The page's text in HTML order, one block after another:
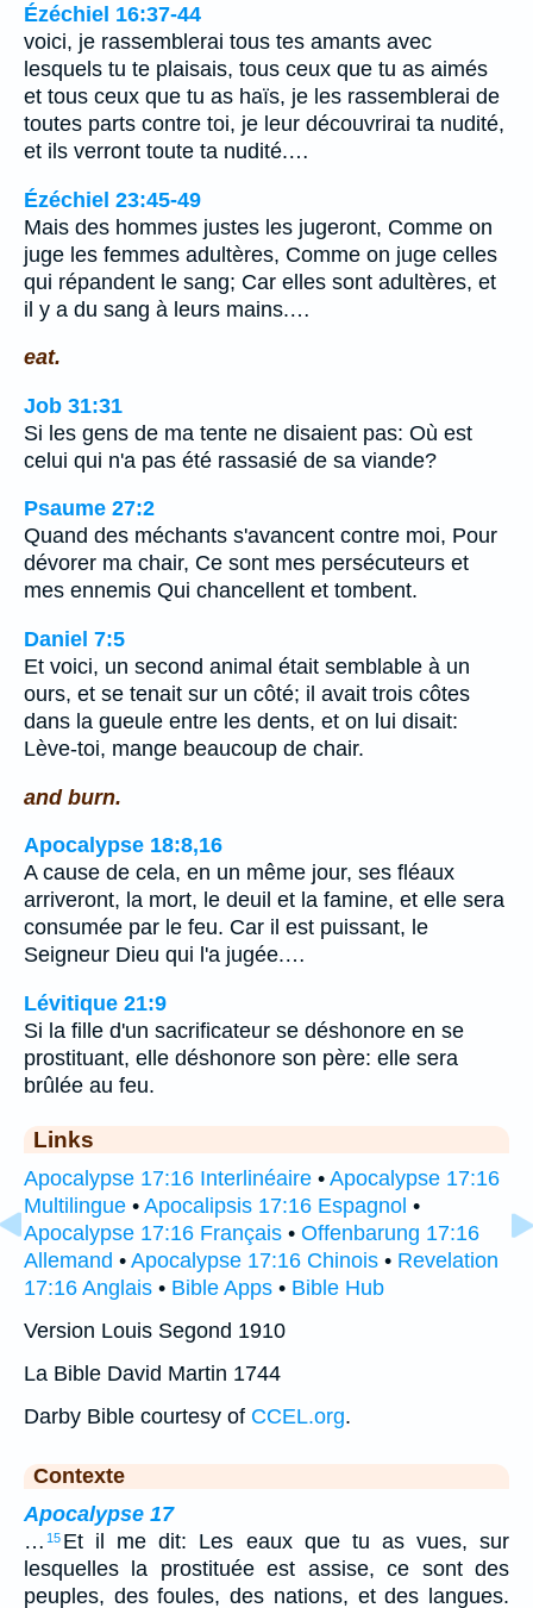
Ézéchiel 16:37-44
voici, je rassemblerai tous tes amants avec
lesquels tu te plaisais, tous ceux que tu as aimés
et tous ceux que tu as haïs, je les rassemblerai de
toutes parts contre toi, je leur découvrirai ta nudité,
et ils verront toute ta nudité.…
Ézéchiel 23:45-49
Mais des hommes justes les jugeront, Comme on
juge les femmes adultères, Comme on juge celles
qui répandent le sang; Car elles sont adultères, et
il y a du sang à leurs mains.…
eat.
Job 31:31
Si les gens de ma tente ne disaient pas: Où est
celui qui n'a pas été rassasié de sa viande?
Psaume 27:2
Quand des méchants s'avancent contre moi, Pour
dévorer ma chair, Ce sont mes persécuteurs et
mes ennemis Qui chancellent et tombent.
Daniel 7:5
Et voici, un second animal était semblable à un
ours, et se tenait sur un côté; il avait trois côtes
dans la gueule entre les dents, et on lui disait:
Lève-toi, mange beaucoup de chair.
and burn.
Apocalypse 18:8,16
A cause de cela, en un même jour, ses fléaux
arriveront, la mort, le deuil et la famine, et elle sera
consumée par le feu. Car il est puissant, le
Seigneur Dieu qui l'a jugée.…
Lévitique 21:9
Si la fille d'un sacrificateur se déshonore en se
prostituant, elle déshonore son père: elle sera
brûlée au feu.
Links
Apocalypse 17:16 Interlinéaire • Apocalypse 17:16
Multilingue • Apocalipsis 17:16 Espagnol •
Apocalypse 17:16 Français • Offenbarung 17:16
Allemand • Apocalypse 17:16 Chinois • Revelation
17:16 Anglais • Bible Apps • Bible Hub
Version Louis Segond 1910
La Bible David Martin 1744
Darby Bible courtesy of CCEL.org.
Contexte
Apocalypse 17
… 15 Et il me dit: Les eaux que tu as vues, sur
lesquelles la prostituée est assise, ce sont des
peuples, des foules, des nations, et des langues.